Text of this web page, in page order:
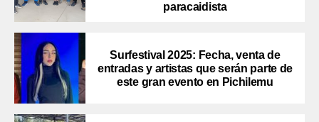
paracaidista
Surfestival 2025: Fecha, venta de
entradas y artistas que serán parte de
este gran evento en Pichilemu